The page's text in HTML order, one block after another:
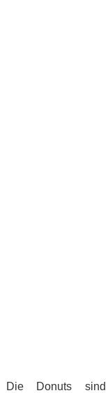
Die Donuts